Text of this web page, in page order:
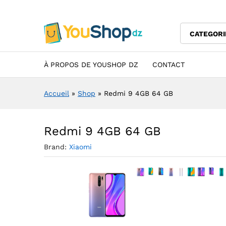
À PROPOS DE YOUSHOP DZ CONTACT
Accueil » Shop » Redmi 9 4GB 64 GB
Redmi 9 4GB 64 GB
Brand: Xiaomi
Agrandir l’image :
Agrandir l’image :
Agrandir l’image :
Agrandir
Agrandir
Agrandir